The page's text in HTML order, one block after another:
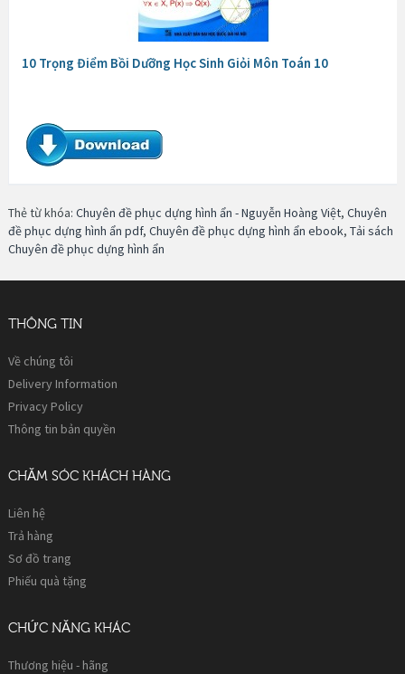
10 Trọng Điểm Bồi Dưỡng Học Sinh Giỏi Môn Toán 10
Thẻ từ khóa: Chuyên đề phục dựng hình ẩn - Nguyễn Hoàng Việt, Chuyên
đề phục dựng hình ẩn pdf, Chuyên đề phục dựng hình ẩn ebook, Tải sách
Chuyên đề phục dựng hình ẩn
THÔNG TIN
Về chúng tôi
Delivery Information
Privacy Policy
Thông tin bản quyền
CHĂM SÓC KHÁCH HÀNG
Liên hệ
Trả hàng
Sơ đồ trang
Phiếu quà tặng
CHỨC NĂNG KHÁC
Thương hiệu - hãng